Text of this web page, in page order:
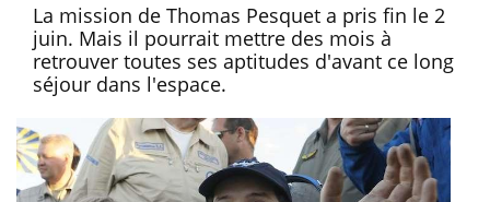
La mission de Thomas Pesquet a pris fin le 2
juin. Mais il pourrait mettre des mois à
retrouver toutes ses aptitudes d'avant ce long
séjour dans l'espace.